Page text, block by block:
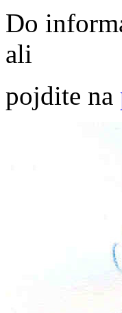
Do
ali
pojdite na